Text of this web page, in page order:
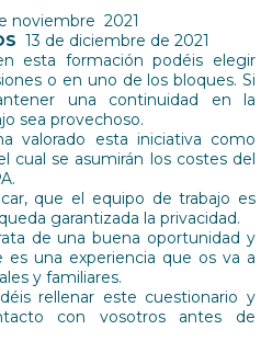
noviembre 2021
13 de diciembre de 2021
esta formación podéis elegir
o en uno de los bloques. Si
una continuidad en la
sea provechoso.
valorado esta iniciativa como
cual se asumirán los costes del
que el equipo de trabajo es
garantizada la privacidad.
de una buena oportunidad y
es una experiencia que os va a
y familiares.
rellenar este cuestionario y
con vosotros antes de